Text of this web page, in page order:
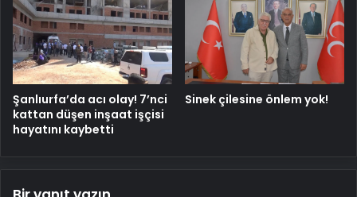
Şanlıurfa’da acı olay! 7’nci
kattan düşen inşaat işçisi
hayatını kaybetti
Sinek çilesine önlem yok!